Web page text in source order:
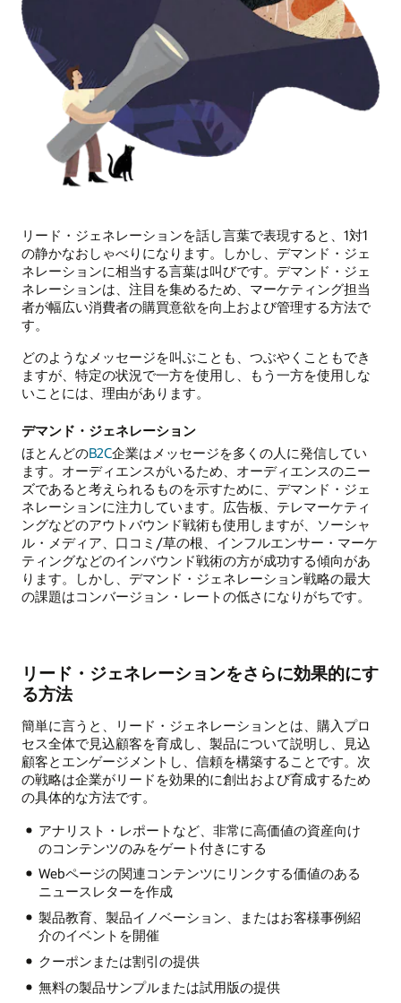
リード・ジェネレーションを話し言葉で表現すると、1対1
の静かなおしゃべりになります。しかし、デマンド・ジェ
ネレーションに相当する言葉は叫びです。デマンド・ジェ
ネレーションは、注目を集めるため、マーケティング担当
者が幅広い消費者の購買意欲を向上および管理する方法で
す。
どのようなメッセージを叫ぶことも、つぶやくこともでき
ますが、特定の状況で一方を使用し、もう一方を使用しな
いことには、理由があります。
デマンド・ジェネレーション
ほとんどのB2C企業はメッセージを多くの人に発信してい
ます。オーディエンスがいるため、オーディエンスのニー
ズであると考えられるものを示すために、デマンド・ジェ
ネレーションに注力しています。広告板、テレマーケティ
ングなどのアウトバウンド戦術も使用しますが、ソーシャ
ル・メディア、口コミ/草の根、インフルエンサー・マーケ
ティングなどのインバウンド戦術の方が成功する傾向があ
ります。しかし、デマンド・ジェネレーション戦略の最大
の課題はコンバージョン・レートの低さになりがちです。
リード・ジェネレーションをさらに効果的にす
る方法
簡単に言うと、リード・ジェネレーションとは、購入プロ
セス全体で見込顧客を育成し、製品について説明し、見込
顧客とエンゲージメントし、信頼を構築することです。次
の戦略は企業がリードを効果的に創出および育成するため
の具体的な方法です。
アナリスト・レポートなど、非常に高価値の資産向け
のコンテンツのみをゲート付きにする
Webページの関連コンテンツにリンクする価値のある
ニュースレターを作成
製品教育、製品イノベーション、またはお客様事例紹
介のイベントを開催
クーポンまたは割引の提供
無料の製品サンプルまたは試用版の提供